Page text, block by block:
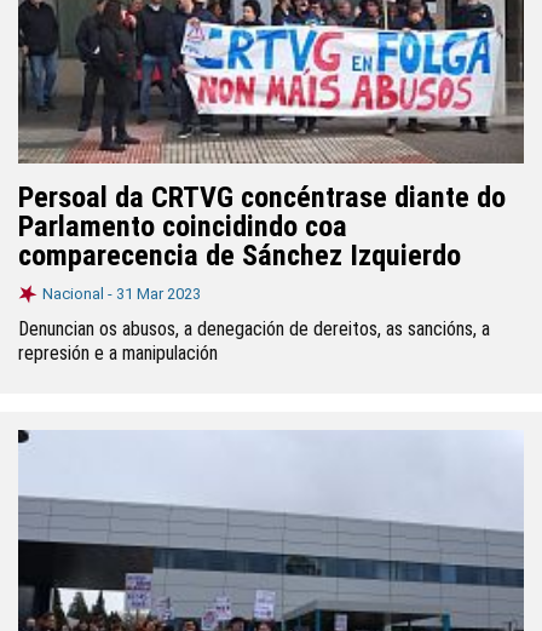
Persoal da CRTVG concéntrase diante do
Parlamento coincidindo coa
comparecencia de Sánchez Izquierdo
Nacional - 31 Mar 2023
Denuncian os abusos, a denegación de dereitos, as sancións, a
represión e a manipulación